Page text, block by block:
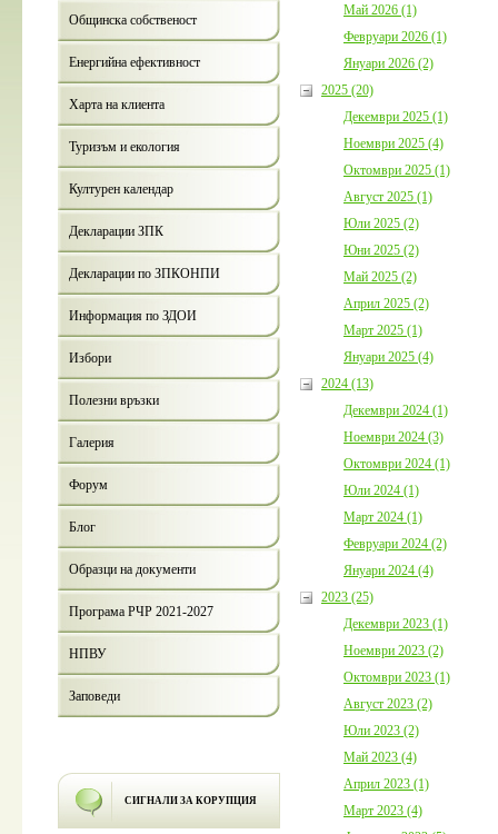
Общинска собственост
Енергийна ефективност
Харта на клиента
Туризъм и екология
Културен календар
Декларации ЗПК
Декларации по ЗПКОНПИ
Информация по ЗДОИ
Избори
Полезни връзки
Галерия
Форум
Блог
Образци на документи
Програма РЧР 2021-2027
НПВУ
Заповеди
СИГНАЛИ ЗА КОРУПЦИЯ
Май 2026 (1)
Февруари 2026 (1)
Януари 2026 (2)
2025 (20)
Декември 2025 (1)
Ноември 2025 (4)
Октомври 2025 (1)
Август 2025 (1)
Юли 2025 (2)
Юни 2025 (2)
Май 2025 (2)
Април 2025 (2)
Март 2025 (1)
Януари 2025 (4)
2024 (13)
Декември 2024 (1)
Ноември 2024 (3)
Октомври 2024 (1)
Юли 2024 (1)
Март 2024 (1)
Февруари 2024 (2)
Януари 2024 (4)
2023 (25)
Декември 2023 (1)
Ноември 2023 (2)
Октомври 2023 (1)
Август 2023 (2)
Юли 2023 (2)
Май 2023 (4)
Април 2023 (1)
Март 2023 (4)